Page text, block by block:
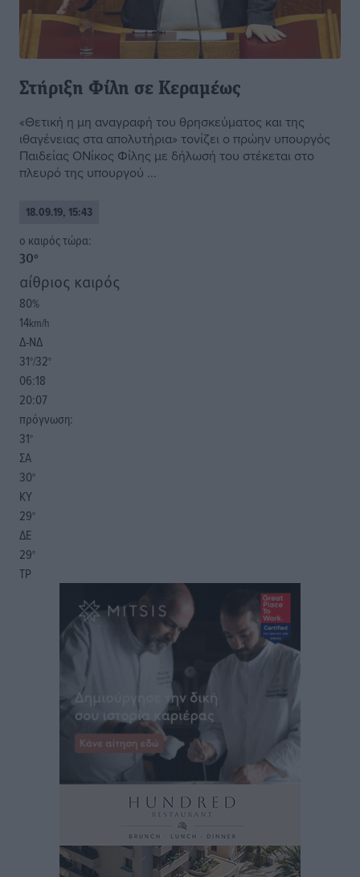
Στήριξη Φίλη σε Κεραμέως
«Θετική η μη αναγραφή του θρησκεύματος και της
ιθαγένειας στα απολυτήρια» τονίζει ο πρώην υπουργός
Παιδείας ΟΝίκος Φίλης με δήλωσή του στέκεται στο
πλευρό της υπουργού ...
18.09.19, 15:43
o καιρός τώρα:
30°
αίθριος καιρός
80%
14km/h
Δ-ΝΔ
31°/32°
06:18
20:07
πρόγνωση:
31°
ΣΑ
30°
ΚΥ
29°
ΔΕ
29°
ΤΡ